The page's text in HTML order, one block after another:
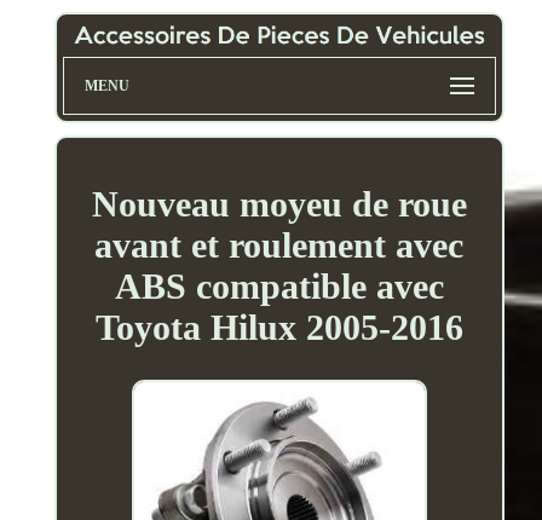
MENU
Nouveau moyeu de roue
avant et roulement avec
ABS compatible avec
Toyota Hilux 2005-2016